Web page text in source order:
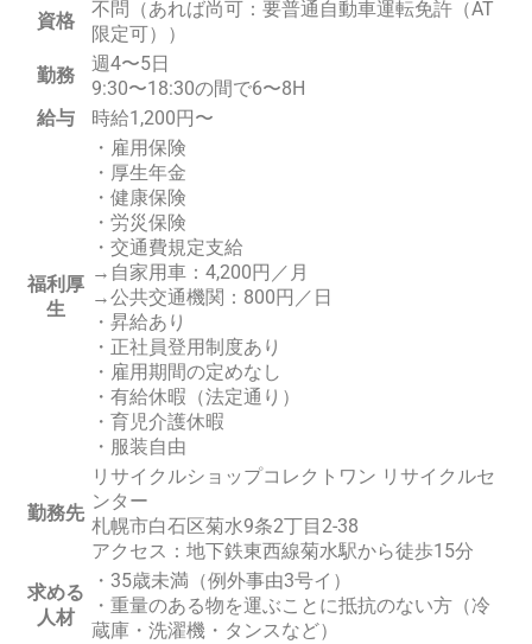
資格
不問（あれば尚可：要普通自動車運転免許（AT
限定可））
勤務
週4〜5日
9:30〜18:30の間で6〜8H
給与
時給1,200円〜
福利厚
生
・雇用保険
・厚生年金
・健康保険
・労災保険
・交通費規定支給
→自家用車：4,200円／月
→公共交通機関：800円／日
・昇給あり
・正社員登用制度あり
・雇用期間の定めなし
・有給休暇（法定通り）
・育児介護休暇
・服装自由
勤務先
リサイクルショップコレクトワン リサイクルセ
ンター
札幌市白石区菊水9条2丁目2-38
アクセス：地下鉄東西線菊水駅から徒歩15分
求める
人材
・35歳未満（例外事由3号イ）
・重量のある物を運ぶことに抵抗のない方（冷
蔵庫・洗濯機・タンスなど）